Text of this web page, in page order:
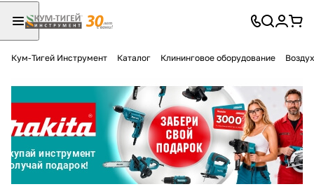
Кум-Тигей Инструмент Каталог Клининговое оборудование
Разбейте
оплатуна части
без переплат